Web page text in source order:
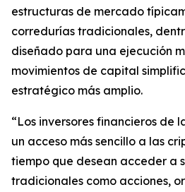
estructuras de mercado
corredurías tradicionales,
diseñado para una ejecución
movimientos de capital
estratégico más amplio.
“Los inversores financieros de
un acceso más sencillo a las
tiempo que desean acceder a
tradicionales como acciones,